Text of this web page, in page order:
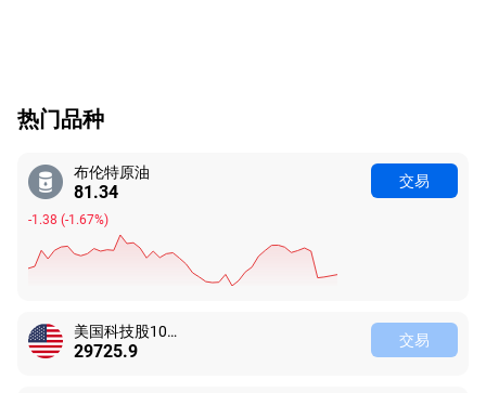
热门品种
布伦特原油
81.34
-1.38 (-1.67%)
交易
美国科技股100指数
29725.9 交易